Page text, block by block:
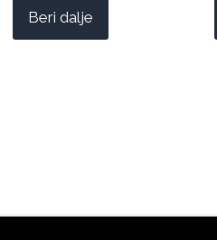
Beri dalje